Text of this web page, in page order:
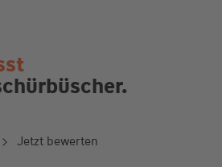
Jetzt bewerten